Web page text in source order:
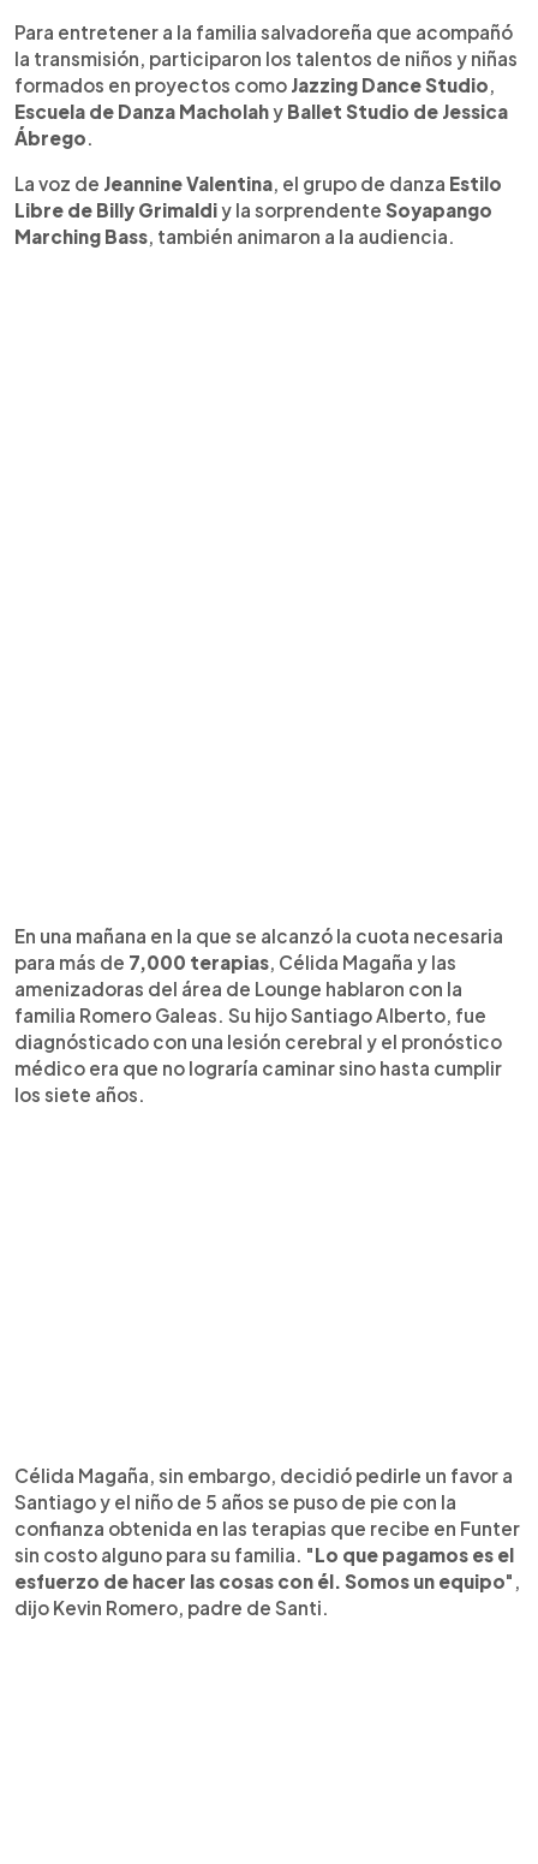
Para entretener a la familia salvadoreña que acompañó
la transmisión, participaron los talentos de niños y niñas
formados en proyectos como Jazzing Dance Studio
Escuela de Danza Macholahy Ballet Studio de Jessica
Ábrego
La voz de Jeannine Valentina , el grupo de danza Estilo
Libre de Billy Grimaldiy la sorprendente Soyapango
Marching Bass , también animaron a la audiencia.
En una mañana en la que se alcanzó la cuota necesaria
para más de 7,000 terapias , Célida Magaña y las
amenizadoras del área de Lounge hablaron con la
familia Romero Galeas. Su hijo Santiago Alberto, fue
diagnósticado con una lesión cerebral y el pronóstico
médico era que no lograría caminar sino hasta cumplir
los siete años.
Célida Magaña, sin embargo, decidió pedirle un favor a
Santiago y el niño de 5 años se puso de pie con la
confianza obtenida en las terapias que recibe en Funter
sin costo alguno para su familia. "Lo que pagamos es el
esfuerzo de hacer las cosas con él. Somos un equipo",
dijo Kevin Romero, padre de Santi.